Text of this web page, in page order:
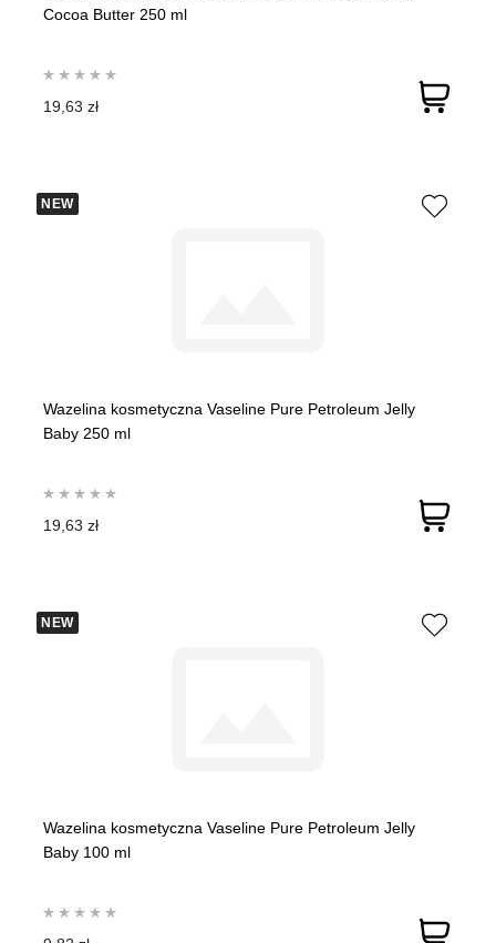
Cocoa Butter 250 ml
19,63 zł
NEW
Wazelina kosmetyczna Vaseline Pure Petroleum Jelly
Baby 250 ml
19,63 zł
NEW
Wazelina kosmetyczna Vaseline Pure Petroleum Jelly
Baby 100 ml